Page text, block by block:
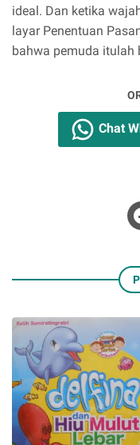
ideal. Dan ketika
layar Penentuan
bahwa pemuda itulah
Chat